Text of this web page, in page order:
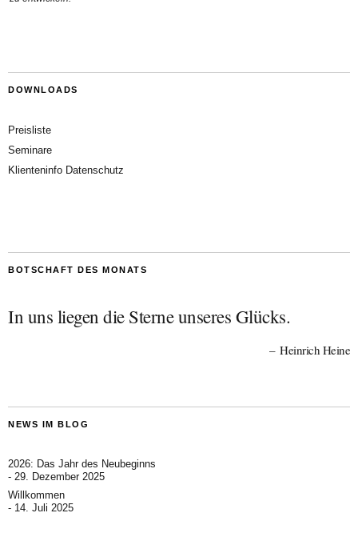
DOWNLOADS
Preisliste
Seminare
Klienteninfo Datenschutz
BOTSCHAFT DES MONATS
In uns liegen die Sterne unseres Glücks.
Heinrich Heine
NEWS IM BLOG
2026: Das Jahr des Neubeginns
29. Dezember 2025
Willkommen
14. Juli 2025